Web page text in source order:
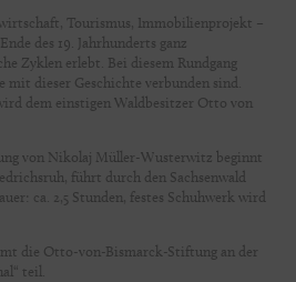
Tourismus, Immobilienprojekt –
des 19. Jahrhunderts ganz
Zyklen erlebt. Bei diesem Rundgang
dieser Geschichte verbunden sind.
dem einstigen Waldbesitzer Otto von
von Nikolaj Müller-Wusterwitz beginnt
führt durch den Sachsenwald
ca. 2,5 Stunden, festes Schuhwerk wird
die Otto-von-Bismarck-Stiftung an der
teil.